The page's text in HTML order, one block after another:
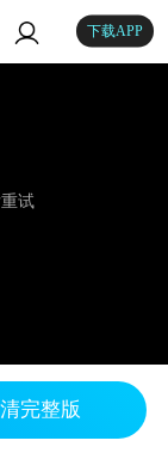
下载APP
试
完整版